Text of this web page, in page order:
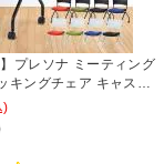
】プレソナ ミーティング
キングチェア キャスタ
ッション 幅570×奥行
会議室 収納 法人
会議用椅子 会議用チェ
)